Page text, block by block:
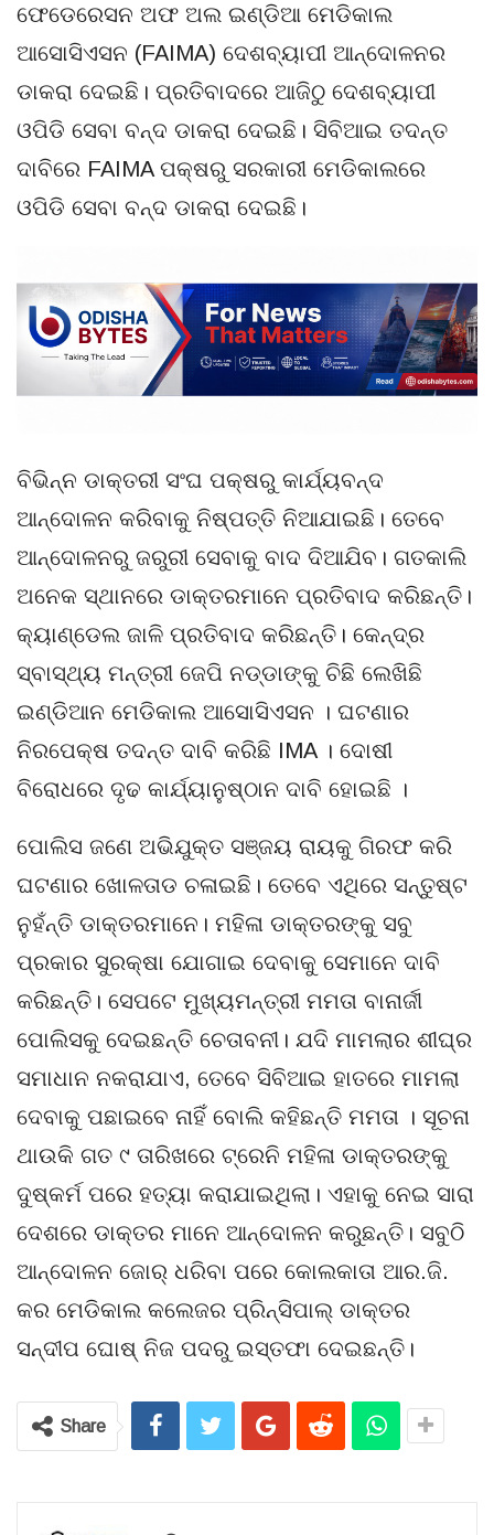
ଫେଡେରେସନ ଅଫ ଅଲ ଇଣ୍ଡିଆ ମେଡିକାଲ
ଆସୋସିଏସନ (FAIMA) ଦେଶବ୍ୟାପୀ ଆନ୍ଦୋଳନର
ଡାକରା ଦେଇଛି। ପ୍ରତିବାଦରେ ଆଜିଠୁ ଦେଶବ୍ୟାପୀ
ଓପିଡି ସେବା ବନ୍ଦ ଡାକରା ଦେଇଛି। ସିବିଆଇ ତଦନ୍ତ
ଦାବିରେ FAIMA ପକ୍ଷରୁ ସରକାରୀ ମେଡିକାଲରେ
ଓପିଡି ସେବା ବନ୍ଦ ଡାକରା ଦେଇଛି।
ବିଭିନ୍ନ ଡାକ୍ତରୀ ସଂଘ ପକ୍ଷରୁ କାର୍ଯ୍ୟବନ୍ଦ
ଆନ୍ଦୋଳନ କରିବାକୁ ନିଷ୍ପତ୍ତି ନିଆଯାଇଛି। ତେବେ
ଆନ୍ଦୋଳନରୁ ଜରୁରୀ ସେବାକୁ ବାଦ ଦିଆଯିବ। ଗତକାଲି
ଅନେକ ସ୍ଥାନରେ ଡାକ୍ତରମାନେ ପ୍ରତିବାଦ କରିଛନ୍ତି।
କ୍ୟାଣ୍ଡେଲ ଜାଳି ପ୍ରତିବାଦ କରିଛନ୍ତି। କେନ୍ଦ୍ର
ସ୍ବାସ୍ଥ୍ୟ ମନ୍ତ୍ରୀ ଜେପି ନଡ୍ଡାଙ୍କୁ ଚିଛି ଲେଖିଛି
ଇଣ୍ଡିଆନ ମେଡିକାଲ ଆସୋସିଏସନ । ଘଟଣାର
ନିରପେକ୍ଷ ତଦନ୍ତ ଦାବି କରିଛି IMA । ଦୋଷୀ
ବିରୋଧରେ ଦୃଢ କାର୍ଯ୍ୟାନୁଷ୍ଠାନ ଦାବି ହୋଇଛି ।
ପୋଲିସ ଜଣେ ଅଭିଯୁକ୍ତ ସଞ୍ଜୟ ରାୟକୁ ଗିରଫ କରି
ଘଟଣାର ଖୋଳତାଡ ଚଳାଇଛି। ତେବେ ଏଥିରେ ସନ୍ତୁଷ୍ଟ
ନୁହଁନ୍ତି ଡାକ୍ତରମାନେ। ମହିଳା ଡାକ୍ତରଙ୍କୁ ସବୁ
ପ୍ରକାର ସୁରକ୍ଷା ଯୋଗାଇ ଦେବାକୁ ସେମାନେ ଦାବି
କରିଛନ୍ତି। ସେପଟେ ମୁଖ୍ୟମନ୍ତ୍ରୀ ମମତା ବାନାର୍ଜୀ
ପୋଲିସକୁ ଦେଇଛନ୍ତି ଚେତାବନୀ। ଯଦି ମାମଲାର ଶୀଘ୍ର
ସମାଧାନ ନକରାଯାଏ, ତେବେ ସିବିଆଇ ହାତରେ ମାମଲା
ଦେବାକୁ ପଛାଇବେ ନାହିଁ ବୋଲି କହିଛନ୍ତି ମମତା । ସୂଚନା
ଥାଉକି ଗତ ୯ ତାରିଖରେ ଟ୍ରେନି ମହିଳା ଡାକ୍ତରଙ୍କୁ
ଦୁଷ୍କର୍ମ ପରେ ହତ୍ୟା କରାଯାଇଥିଲା। ଏହାକୁ ନେଇ ସାରା
ଦେଶରେ ଡାକ୍ତର ମାନେ ଆନ୍ଦୋଳନ କରୁଛନ୍ତି। ସବୁଠି
ଆନ୍ଦୋଳନ ଜୋର୍ ଧରିବା ପରେ କୋଲକାତା ଆର.ଜି.
କର ମେଡିକାଲ କଲେଜର ପ୍ରିନ୍ସିପାଲ୍ ଡାକ୍ତର
ସନ୍ଦୀପ ଘୋଷ୍ ନିଜ ପଦରୁ ଇସ୍ତଫା ଦେଇଛନ୍ତି।
Share